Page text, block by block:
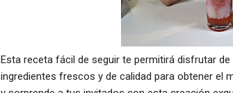
Esta receta fácil de seguir te permitirá disfrutar
ingredientes frescos y de calidad para obtener el